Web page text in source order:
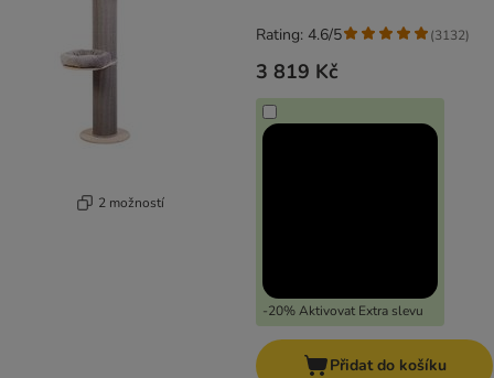
2 možností
3 819 Kč
-20% Aktivovat Extra slevu
Rating: 4.6/5 (3132)
Přidat do košíku